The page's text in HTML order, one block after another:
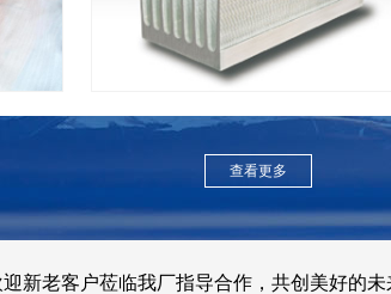
查看更多
新老客户莅临我厂指导合作，共创美好的未